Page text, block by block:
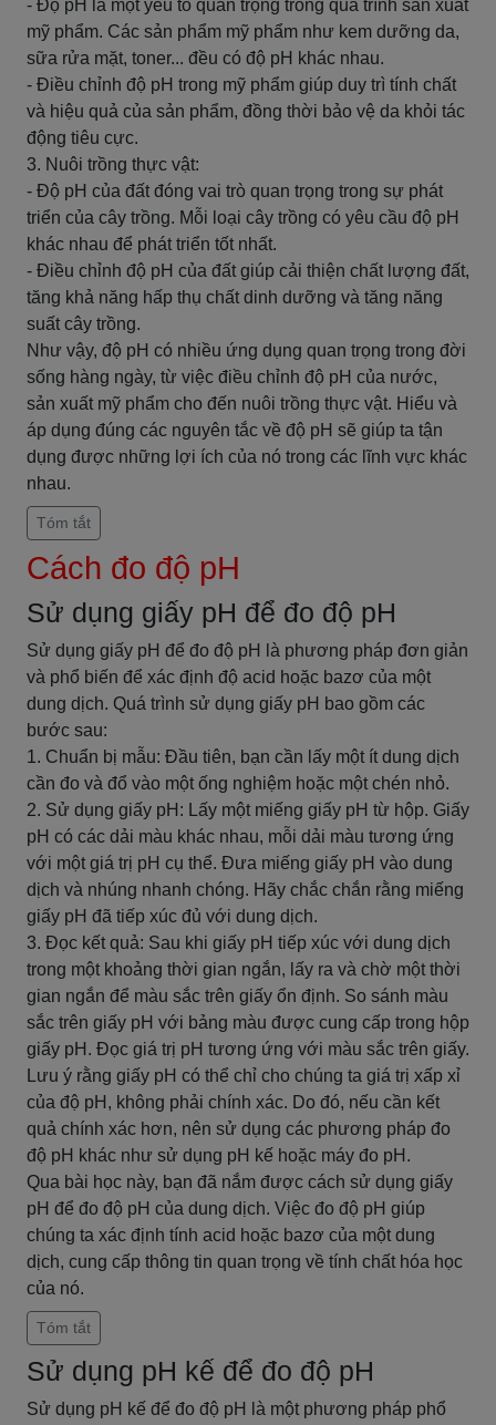
- Độ pH là một yếu tố quan trọng trong quá trình sản xuất
mỹ phẩm. Các sản phẩm mỹ phẩm như kem dưỡng da,
sữa rửa mặt, toner... đều có độ pH khác nhau.
- Điều chỉnh độ pH trong mỹ phẩm giúp duy trì tính chất
và hiệu quả của sản phẩm, đồng thời bảo vệ da khỏi tác
động tiêu cực.
3. Nuôi trồng thực vật:
- Độ pH của đất đóng vai trò quan trọng trong sự phát
triển của cây trồng. Mỗi loại cây trồng có yêu cầu độ pH
khác nhau để phát triển tốt nhất.
- Điều chỉnh độ pH của đất giúp cải thiện chất lượng đất,
tăng khả năng hấp thụ chất dinh dưỡng và tăng năng
suất cây trồng.
Như vậy, độ pH có nhiều ứng dụng quan trọng trong đời
sống hàng ngày, từ việc điều chỉnh độ pH của nước,
sản xuất mỹ phẩm cho đến nuôi trồng thực vật. Hiểu và
áp dụng đúng các nguyên tắc về độ pH sẽ giúp ta tận
dụng được những lợi ích của nó trong các lĩnh vực khác
nhau.
Tóm tắt
Cách đo độ pH
Sử dụng giấy pH để đo độ pH
Sử dụng giấy pH để đo độ pH là phương pháp đơn giản
và phổ biến để xác định độ acid hoặc bazơ của một
dung dịch. Quá trình sử dụng giấy pH bao gồm các
bước sau:
1. Chuẩn bị mẫu: Đầu tiên, bạn cần lấy một ít dung dịch
cần đo và đổ vào một ống nghiệm hoặc một chén nhỏ.
2. Sử dụng giấy pH: Lấy một miếng giấy pH từ hộp. Giấy
pH có các dải màu khác nhau, mỗi dải màu tương ứng
với một giá trị pH cụ thể. Đưa miếng giấy pH vào dung
dịch và nhúng nhanh chóng. Hãy chắc chắn rằng miếng
giấy pH đã tiếp xúc đủ với dung dịch.
3. Đọc kết quả: Sau khi giấy pH tiếp xúc với dung dịch
trong một khoảng thời gian ngắn, lấy ra và chờ một thời
gian ngắn để màu sắc trên giấy ổn định. So sánh màu
sắc trên giấy pH với bảng màu được cung cấp trong hộp
giấy pH. Đọc giá trị pH tương ứng với màu sắc trên giấy.
Lưu ý rằng giấy pH có thể chỉ cho chúng ta giá trị xấp xỉ
của độ pH, không phải chính xác. Do đó, nếu cần kết
quả chính xác hơn, nên sử dụng các phương pháp đo
độ pH khác như sử dụng pH kế hoặc máy đo pH.
Qua bài học này, bạn đã nắm được cách sử dụng giấy
pH để đo độ pH của dung dịch. Việc đo độ pH giúp
chúng ta xác định tính acid hoặc bazơ của một dung
dịch, cung cấp thông tin quan trọng về tính chất hóa học
của nó.
Tóm tắt
Sử dụng pH kế để đo độ pH
Sử dụng pH kế để đo độ pH là một phương pháp phổ